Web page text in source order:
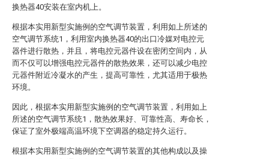
换热器40安装在室内机上。
根据本实用新型实施例的空气调节装置，利用如上所述的
空气调节系统1，利用室内换热器40的出口冷媒对电控元
器件进行散热，并且，将电控元器件设在密闭空间内，从
而不仅可以增强电控元器件的散热效果，还可以减少电控
元器件附近冷凝水的产生，提高可靠性，尤其适用于极热
环境。
因此，根据本实用新型实施例的空气调节装置，利用如上
所述的空气调节系统1，散热效果好、可靠性高、寿命长，
保证了室外极端高温环境下空调器的稳定持久运行。
根据本实用新型实施例的空气调节装置的其他构成以及操